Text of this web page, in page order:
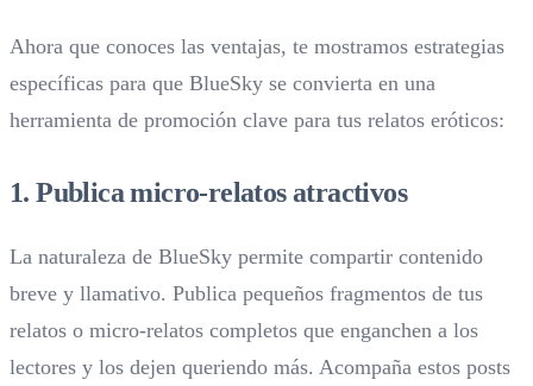
Ahora que conoces las ventajas, te mostramos estrategias
específicas para que BlueSky se convierta en una
herramienta de promoción clave para tus relatos eróticos:
1. Publica micro-relatos atractivos
La naturaleza de BlueSky permite compartir contenido
breve y llamativo. Publica pequeños fragmentos de tus
relatos o micro-relatos completos que enganchen a los
lectores y los dejen queriendo más. Acompaña estos posts